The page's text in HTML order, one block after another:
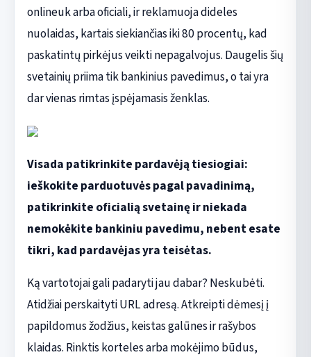
onlineuk arba oficiali, ir reklamuoja dideles
nuolaidas, kartais siekiančias iki 80 procentų, kad
paskatintų pirkėjus veikti nepagalvojus. Daugelis šių
svetainių priima tik bankinius pavedimus, o tai yra
dar vienas rimtas įspėjamasis ženklas.
Visada patikrinkite pardavėją tiesiogiai:
ieškokite parduotuvės pagal pavadinimą,
patikrinkite oficialią svetainę ir niekada
nemokėkite bankiniu pavedimu, nebent esate
tikri, kad pardavėjas yra teisėtas.
Ką vartotojai gali padaryti jau dabar? Neskubėti.
Atidžiai perskaityti URL adresą. Atkreipti dėmesį į
papildomus žodžius, keistas galūnes ir rašybos
klaidas. Rinktis korteles arba mokėjimo būdus,